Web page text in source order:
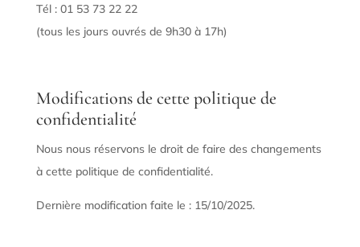
Tél : 01 53 73 22 22
(tous les jours ouvrés de 9h30 à 17h)
Modifications de cette politique de
confidentialité
Nous nous réservons le droit de faire des changements
à cette politique de confidentialité.
Dernière modification faite le : 15/10/2025.